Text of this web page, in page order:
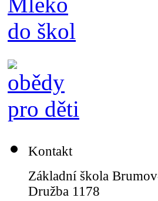
Kontakt
Základní škola
Družba 1178